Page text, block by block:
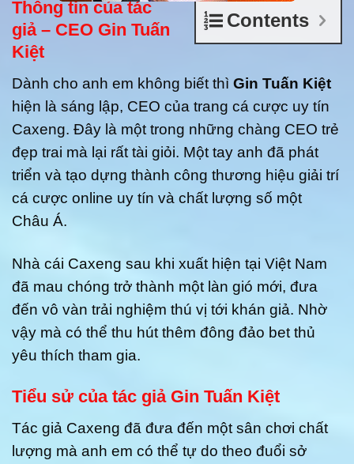
Contents
Thông tin của tác
giả – CEO Gin Tuấn
Kiệt
Dành cho anh em không biết thì Gin Tuấn Kiệt
hiện là sáng lập, CEO của trang cá cược uy tín
Caxeng. Đây là một trong những chàng CEO trẻ
đẹp trai mà lại rất tài giỏi. Một tay anh đã phát
triển và tạo dựng thành công thương hiệu giải trí
cá cược online uy tín và chất lượng số một
Châu Á.
Nhà cái Caxeng sau khi xuất hiện tại Việt Nam
đã mau chóng trở thành một làn gió mới, đưa
đến vô vàn trải nghiệm thú vị tới khán giả. Nhờ
vậy mà có thể thu hút thêm đông đảo bet thủ
yêu thích tham gia.
Tiểu sử của tác giả Gin Tuấn Kiệt
Tác giả Caxeng đã đưa đến một sân chơi chất
lượng mà anh em có thể tự do theo đuổi sở